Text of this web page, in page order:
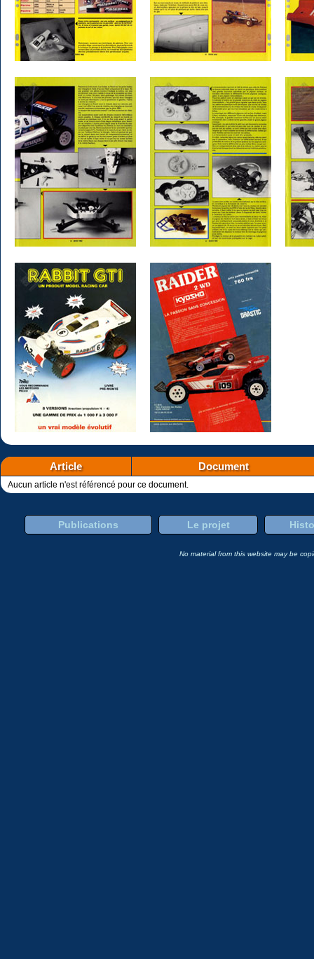
Article Document
Aucun article n'est référencé pour ce document.
Publications Le projet
No material from this website may be